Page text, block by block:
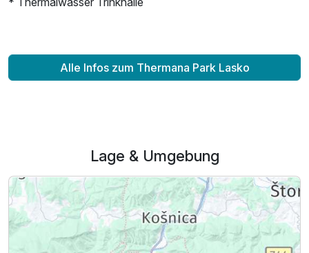
Alle Infos zum Thermana Park Lasko
Lage & Umgebung